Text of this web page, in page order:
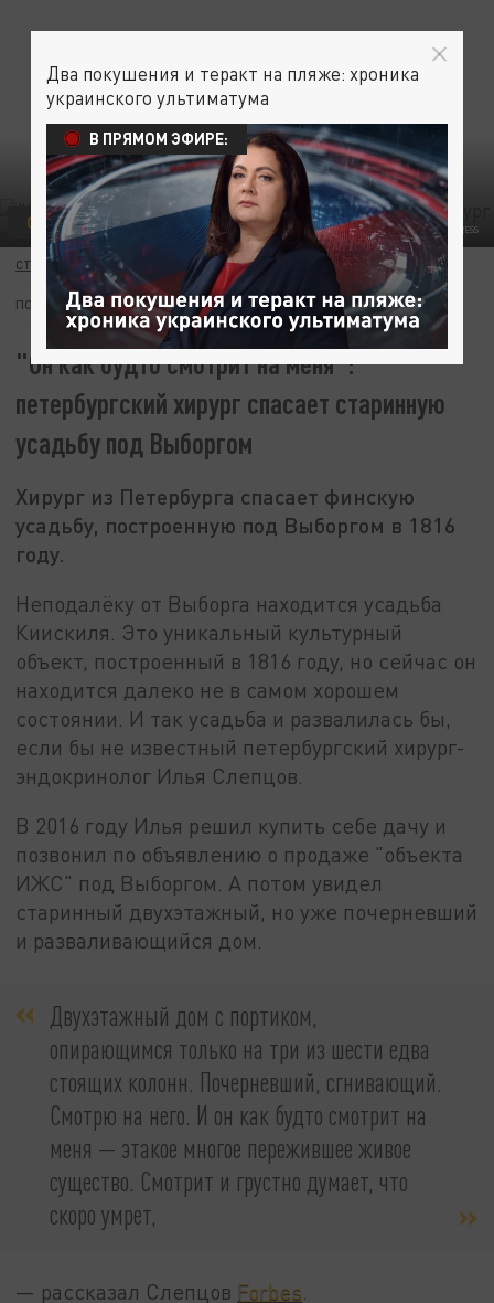
ALEKSANDER LYSKIN/GLOBALLOOKPRESS
ОБЩЕСТВО
СТАС СТЕПАНОВ 13 ЯНВАРЯ 15:04
ПОДПИШИТЕСЬ:
"Он как будто смотрит на меня":
петербургский хирург спасает старинную
усадьбу под Выборгом
Хирург из Петербурга спасает финскую
усадьбу, построенную под Выборгом в 1816
году.
Неподалёку от Выборга находится усадьба
Киискиля. Это уникальный культурный
объект, построенный в 1816 году, но сейчас он
находится далеко не в самом хорошем
состоянии. И так усадьба и развалилась бы,
если бы не известный петербургский хирург-
эндокринолог Илья Слепцов.
В 2016 году Илья решил купить себе дачу и
позвонил по объявлению о продаже "объекта
ИЖС" под Выборгом. А потом увидел
старинный двухэтажный, но уже почерневший
и разваливающийся дом.
Двухэтажный дом с портиком,
опирающимся только на три из шести едва
стоящих колонн. Почерневший, сгнивающий.
Смотрю на него. И он как будто смотрит на
меня — этакое многое пережившее живое
существо. Смотрит и грустно думает, что
скоро умрет,
— рассказал Слепцов Forbes
Два покушения и теракт на пляже: хроника
украинского ультиматума
В ПРЯМОМ ЭФИРЕ: